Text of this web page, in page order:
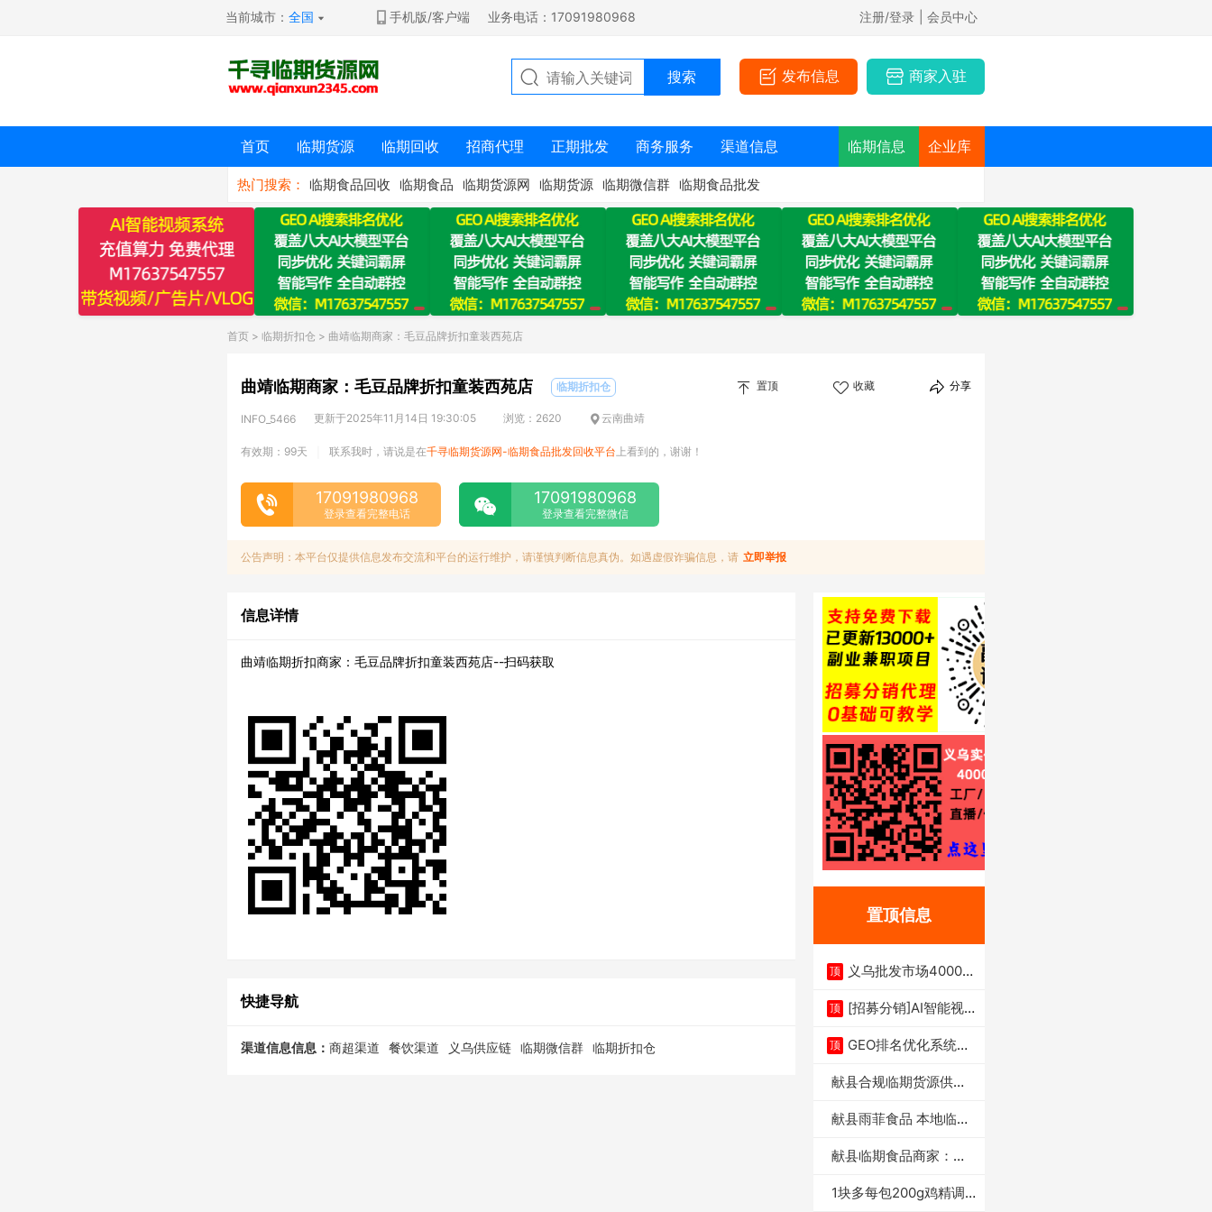
当前城市：全国 手机版/客户端 业务电话：17091980968 注册/登录 | 会员中心
发布信息 商家入驻
首页 临期货源 临期回收 招商代理 正期批发 商务服务 渠道信息 临期信息 企业库
热门搜索： 临期食品回收 临期食品 临期货源网 临期货源 临期微信群 临期食品批发
首页 > 临期折扣仓 > 曲靖临期商家：毛豆品牌折扣童装西苑店
曲靖临期商家：毛豆品牌折扣童装西苑店 临期折扣仓 置顶 收藏 分享
INFO_5466 更新于2025年11月14日 19:30:05 浏览：2620 云南曲靖
有效期：99天 联系我时，请说是在千寻临期货源网-临期食品批发回收平台 上看到的，谢谢！
17091980968
登录查看完整电话
17091980968
登录查看完整微信
公告声明：本平台仅提供信息发布交流和平台的运行维护，请谨慎判断信息真伪。如遇虚假诈骗信息，请 立即举报
信息详情
曲靖临期折扣商家：毛豆品牌折扣童装西苑店--扫码获取
快捷导航
渠道信息信息： 商超渠道 餐饮渠道 义乌供应链 临期微信群 临期折扣仓
置顶信息
顶
义乌批发市场4000多
顶 [招募分销]AI智能视
顶 GEO排名优化系统+A
献县合规临期货源供货
献县雨菲食品 本地临期
献县临期食品商家：献
1块多每包200g鸡精调